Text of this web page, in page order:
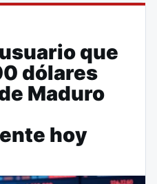
que
dólares
Maduro
hoy